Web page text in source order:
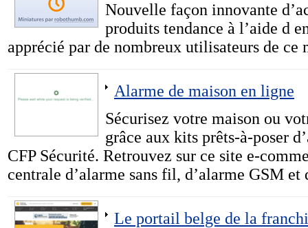
Nouvelle façon innovante
produits tendance à l’aide d
apprécié par de nombreux utilisateurs de ce
Alarme de maison en ligne
Sécurisez votre maison ou
grâce aux kits prêts-à-poser
CFP Sécurité. Retrouvez sur ce site e-
centrale d’alarme sans fil, d’alarme GSM et
Le portail belge de la